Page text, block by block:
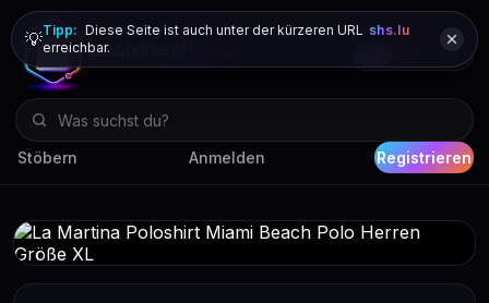
Stöbern Anmelden Registrieren
💡Tipp: Diese Seite ist auch unter der kürzeren URL shs.lu
erreichbar.